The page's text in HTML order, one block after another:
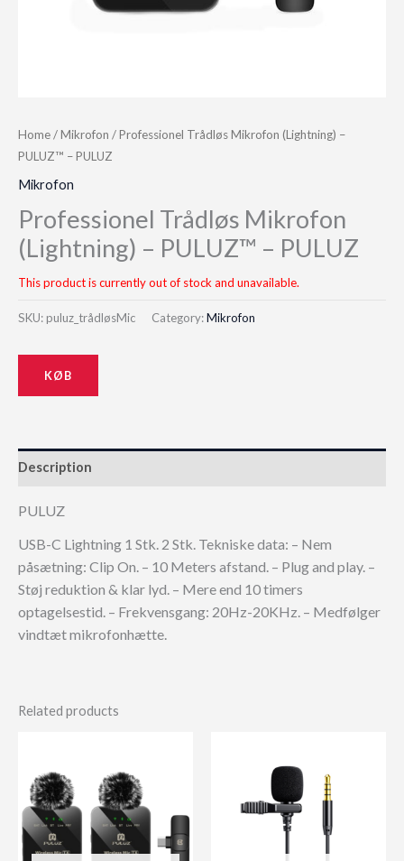
Home/Mikrofon / Professionel Trådløs Mikrofon (Lightning) –
PULUZ™ – PULUZ
Mikrofon
Professionel Trådløs Mikrofon
(Lightning) – PULUZ™ – PULUZ
This product is currently out of stock and unavailable.
SKU: puluz_trådløsMic Category:Mikrofon
KØB
Description
PULUZ
USB-C Lightning 1 Stk. 2 Stk. Tekniske data: – Nem
påsætning: Clip On. – 10 Meters afstand. – Plug and play. –
Støj reduktion & klar lyd. – Mere end 10 timers
optagelsestid. – Frekvensgang: 20Hz-20KHz. – Medfølger
vindtæt mikrofonhætte.
Related products